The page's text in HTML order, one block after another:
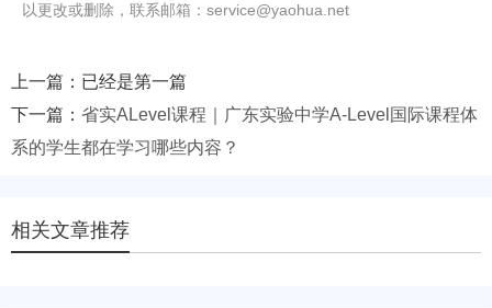
以更改或删除，联系邮箱：service@yaohua.net
上一篇：已经是第一篇
下一篇： 省实ALevel课程｜广东实验中学A-Level国际课程体
系的学生都在学习哪些内容？
相关文章推荐